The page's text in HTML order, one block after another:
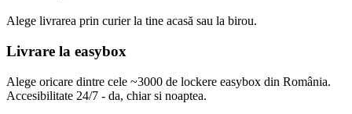
Alege livrarea prin curierla tine acasă sau la birou.
Livrare la easybox
Alege oricare dintre cele ~3000 de lockere easybox din România.
Accesibilitate 24/7 - da, chiar si noaptea.